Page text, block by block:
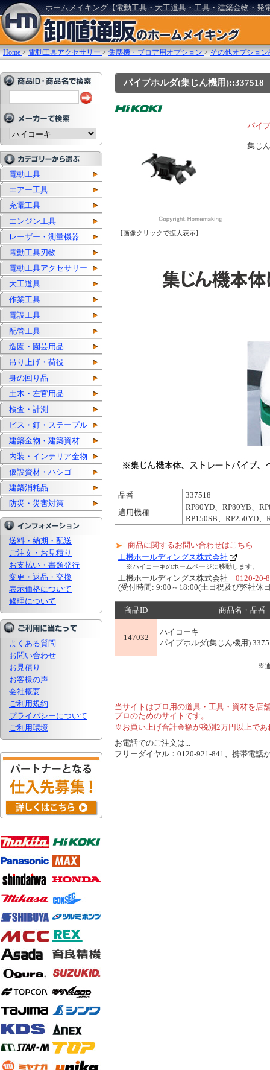
ホームメイキング【電動工具・大工道具・工具・建築金物・発
Home >電動工具アクセサリー >集塵機・ブロア用オプション >その他オプション
電動工具
エアー工具
充電工具
エンジン工具
レーザー・測量機器
電動工具刃物
電動工具アクセサリー
大工道具
作業工具
電設工具
配管工具
造園・園芸用品
吊り上げ・荷役
身の回り品
土木・左官用品
検査・計測
ビス・釘・ステープル
建築金物・建築資材
内装・インテリア金物
仮設資材・ハシゴ
建築消耗品
防災・災害対策
送料・納期・配送
ご注文・お見積り
お支払い・書類発行
変更・返品・交換
表示価格について
修理について
よくある質問
お問い合わせ
お見積り
お客様の声
会社概要
ご利用規約
プライバシーについて
ご利用環境
パイプホルダ(集じん機用)::337518
[画像クリックで拡大表示]
パイ
集じ
品番
337518
適用機種
RP80YD、RP80YB、
RP150SB、RP250YD、
商品に関するお問い合わせはこちら
工機ホールディングス株式会社
※ハイコーキのホームページに移動します。
工機ホールディングス株式会社 0120-20-
(受付時間: 9:00～18:00(土日祝及び弊社休
商品ID 商品名・品番
147032
ハイコーキ
パイプホルダ(集じん機用)
※
当サイトはプロ用の道具・工具・資材を店
プロのためのサイトです。
※お買い上げ合計金額が税別2万円以上で
お電話でのご注文は...
フリーダイヤル：0120-921-841、携帯電